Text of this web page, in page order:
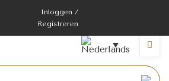
Inloggen /
Registreren